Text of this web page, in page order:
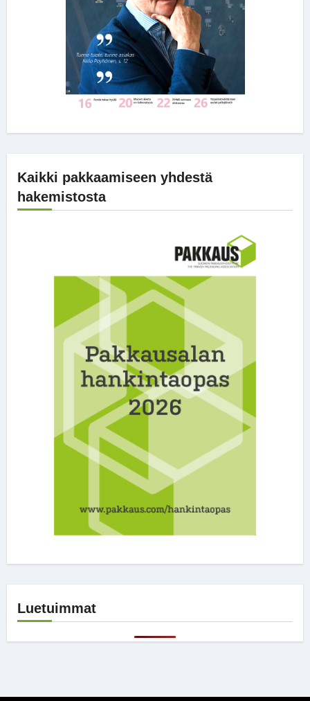
Kaikki pakkaamiseen yhdestä
hakemistosta
Luetuimmat